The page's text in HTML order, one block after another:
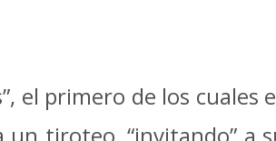
el primero de los cuales